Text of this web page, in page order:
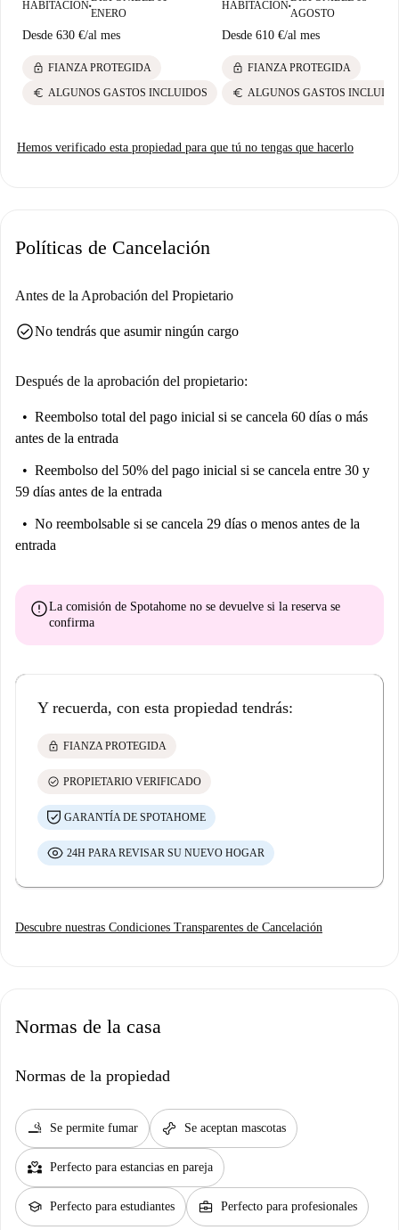
HABITACIÓN■
ENERO
Desde 630 €/al mes
lock FIANZA PROTEGIDA
euro ALGUNOS GASTOS INCLUIDOS
HABITACIÓN■
AGOSTO
Desde 610 €/al mes
lock FIANZA PROTEGIDA
euro ALGUNOS GASTOS
Hemos verificado esta propiedad para que tú no tengas que hacerlo
Políticas de Cancelación
Antes de la Aprobación del Propietario
check_circleNo tendrás que asumir ningún cargo
Después de la aprobación del propietario:
Reembolso total del pago inicial si se cancela 60 días o más
antes de la entrada
Reembolso del 50% del pago inicial si se cancela entre 30 y
59 días antes de la entrada
No reembolsable si se cancela 29 días o menos antes de la
entrada
errorLa comisión de Spotahome no se devuelve si la reserva se
confirma
Y recuerda, con esta propiedad tendrás:
lock FIANZA PROTEGIDA
check_circle PROPIETARIO VERIFICADO
GARANTÍA DE SPOTAHOME
24H PARA REVISAR SU NUEVO HOGAR
Descubre nuestras Condiciones Transparentes de Cancelación
Normas de la casa
Normas de la propiedad
smoking_rooms Se permite fumar pet_supplies Se aceptan mascotas
partner_heart Perfecto para estancias en pareja
school Perfecto para estudiantes business_center Perfecto para profesionales